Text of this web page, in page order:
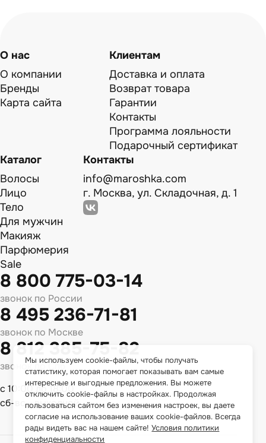
О нас
О компании
Бренды
Карта сайта
Клиентам
Доставка и оплата
Возврат товара
Гарантии
Контакты
Программа лояльности
Подарочный сертификат
Каталог
Волосы
Лицо
Тело
Для мужчин
Макияж
Парфюмерия
Sale
Контакты
info@maroshka.com
г. Москва, ул. Складочная, д. 1
8 800 775-03-14
звонок по России
8 495 236-71-81
звонок по Москве
8 812 385-75-82
звонок по Спб
с 10:00 до 18:00
сб-вс - выходной
Мы используем cookie-файлы, чтобы получать
статистику, которая помогает показывать вам самые
интересные и выгодные предложения. Вы можете
отключить cookie-файлы в настройках. Продолжая
пользоваться сайтом без изменения настроек, вы даете
согласие на использование ваших cookie-файлов. Всегда
рады видеть вас на нашем сайте!Условия политики
конфиденциальности